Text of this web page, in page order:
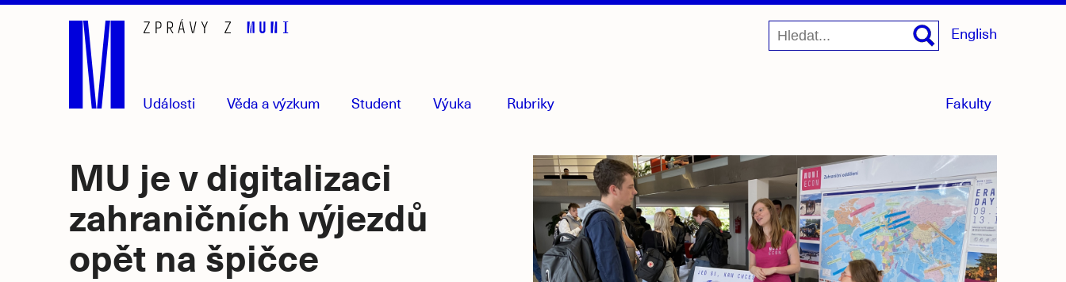
Události Věda a výzkum Student Výuka Rubriky Fakultymenu
English
MU je v digitalizaci
zahraničních výjezdů
opět na špičce